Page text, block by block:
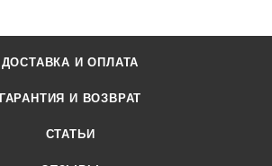
ДОСТАВКА И ОПЛАТА
ГАРАНТИЯ И ВОЗВРАТ
СТАТЬИ